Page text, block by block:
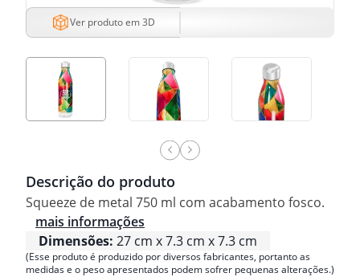
Ver produto em 3D
Descrição do produto
Squeeze de metal 750 ml com acabamento fosco.
mais informações
Dimensões: 27 cm x 7.3 cm x 7.3 cm
(Esse produto é produzido por diversos fabricantes, portanto as
medidas e o peso apresentados podem sofrer pequenas alterações.)